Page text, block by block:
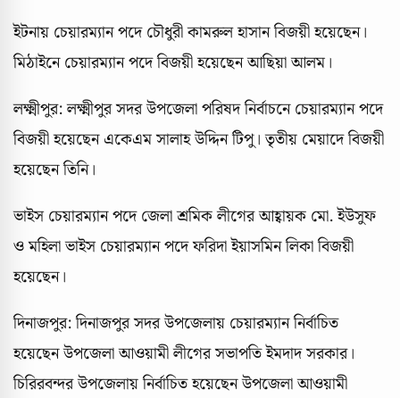
ইটনায় চেয়ারম্যান পদে চৌধুরী কামরুল হাসান বিজয়ী হয়েছেন।
মিঠাইনে চেয়ারম্যান পদে বিজয়ী হয়েছেন আছিয়া আলম।
লক্ষ্মীপুর: লক্ষ্মীপুর সদর উপজেলা পরিষদ নির্বাচনে চেয়ারম্যান পদে
বিজয়ী হয়েছেন একেএম সালাহ উদ্দিন টিপু। তৃতীয় মেয়াদে বিজয়ী
হয়েছেন তিনি।
ভাইস চেয়ারম্যান পদে জেলা শ্রমিক লীগের আহ্বায়ক মো. ইউসুফ
ও মহিলা ভাইস চেয়ারম্যান পদে ফরিদা ইয়াসমিন লিকা বিজয়ী
হয়েছেন।
দিনাজপুর: দিনাজপুর সদর উপজেলায় চেয়ারম্যান নির্বাচিত
হয়েছেন উপজেলা আওয়ামী লীগের সভাপতি ইমদাদ সরকার।
চিরিরবন্দর উপজেলায় নির্বাচিত হয়েছেন উপজেলা আওয়ামী